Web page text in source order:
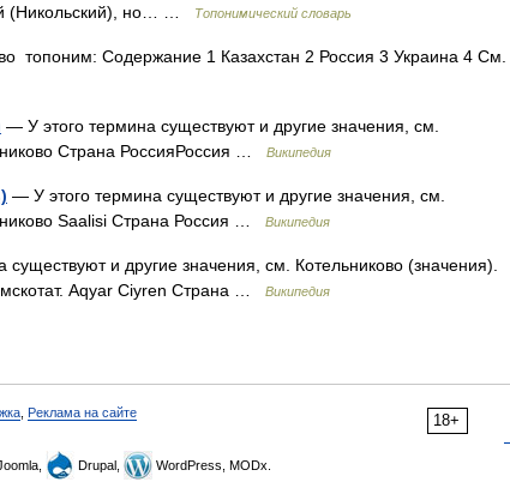
(Никольский), но… …
Топонимический словарь
топоним: Содержание 1 Казахстан 2 Россия 3 Украина 4 См.
— У этого термина существуют и другие значения, см.
Страна РоссияРоссия …
Википедия
— У этого термина существуют и другие значения, см.
Saalisi Страна Россия …
Википедия
и другие значения, см. Котельниково (значения).
Aqyar Ciyren Страна …
Википедия
18+
Реклама на сайте
Drupal, WordPress, MODx.